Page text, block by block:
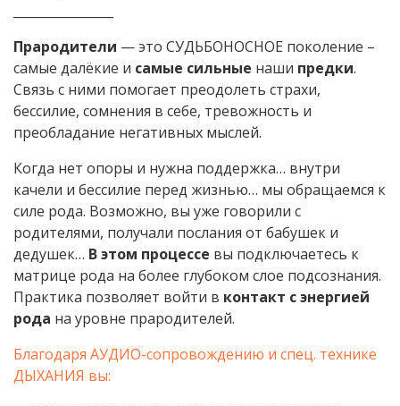
Прародители — это СУДЬБОНОСНОЕ поколение –
самые далёкие и самые сильные наши предки.
Связь с ними помогает преодолеть страхи,
бессилие, сомнения в себе, тревожность и
преобладание негативных мыслей.
Когда нет опоры и нужна поддержка… внутри
качели и бессилие перед жизнью… мы обращаемся к
силе рода. Возможно, вы уже говорили с
родителями, получали послания от бабушек и
дедушек… В этом процессе вы подключаетесь к
матрице рода на более глубоком слое подсознания.
Практика позволяет войти в контакт с энергией
рода на уровне прародителей.
Благодаря АУДИО-сопровождению и спец. технике
ДЫХАНИЯ вы: